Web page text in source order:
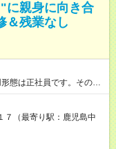
に親身に向き合
＆残業なし
態は正社員です。そのほ
採用時と同じです。
７（最寄り駅：鹿児島中